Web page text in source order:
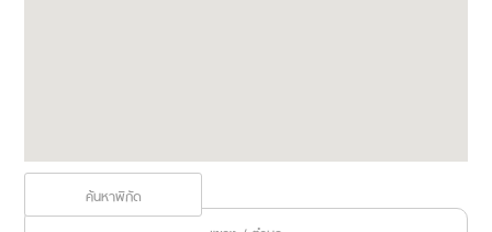
รายละเอียดที่อยู่ *